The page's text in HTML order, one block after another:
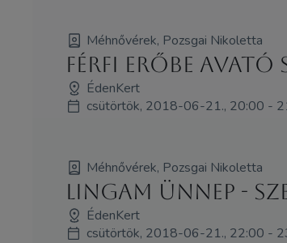
Méhnővérek, Pozsgai Nikoletta
Férfi Erőbe Avató
ÉdenKert
csütörtök, 2018-06-21., 20:00 -
Méhnővérek, Pozsgai Nikoletta
Lingam Ünnep -
ÉdenKert
csütörtök, 2018-06-21., 22:00 -